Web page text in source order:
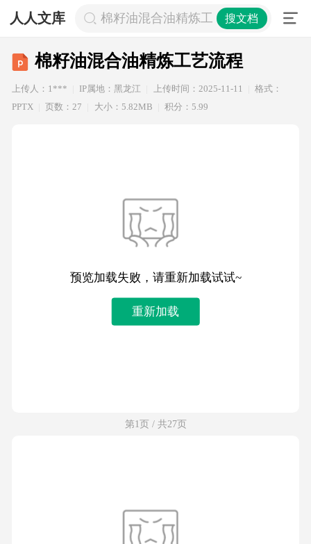
人人文库 棉籽油混合油精炼工艺流程
搜文档
棉籽油混合油精炼工艺流程
上传人：1*** IP属地：黑龙江 上传时间：2025-11-11
格式：
PPTX
页数：27 大小：5.82MB 积分：5.99
预览加载失败，请重新加载试试~
重新加载
第1页 / 共27页